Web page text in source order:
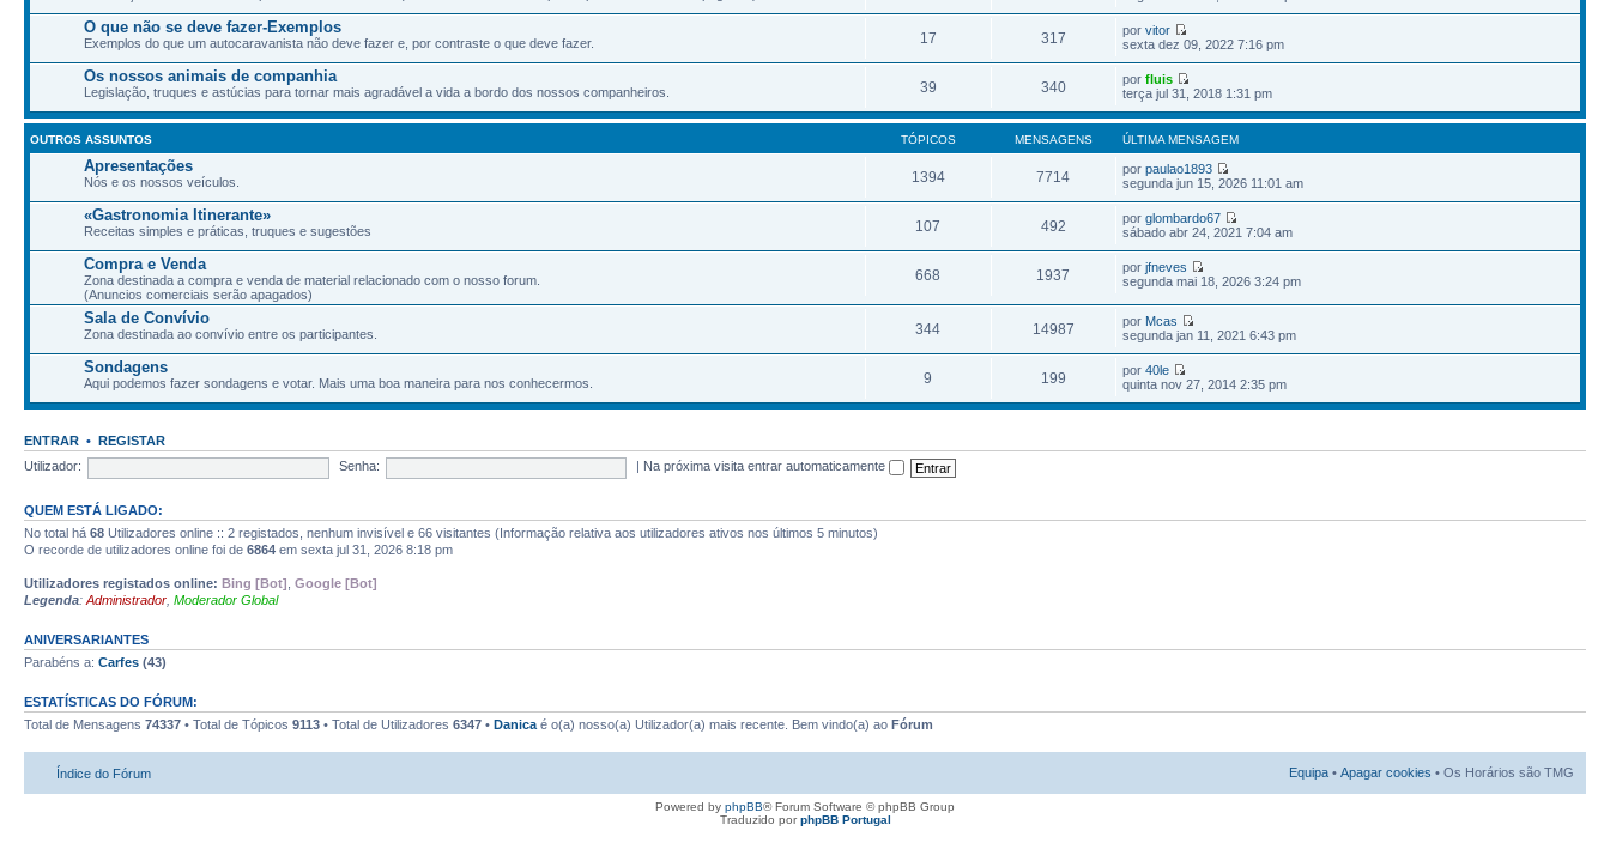
O que não se deve fazer-Exemplos
Exemplos do que um autocaravanista não deve fazer e, por contraste o que deve fazer. 17 317 porvitor
sexta dez 09, 2022 7:16 pm
Os nossos animais de companhia
Legislação, truques e astúcias para tornar mais agradável a vida a bordo dos nossos companheiros. 39 340 porfluis
terça jul 31, 2018 1:31 pm
OUTROS ASSUNTOS TÓPICOS MENSAGENS ÚLTIMA MENSAGEM
Apresentações
Nós e os nossos veículos. 1394 7714 porpaulao1893
segunda jun 15, 2026 11:01 am
«Gastronomia Itinerante»
Receitas simples e práticas, truques e sugestões 107 492 porglombardo67
sábado abr 24, 2021 7:04 am
Compra e Venda
Zona destinada a compra e venda de material relacionado com o nosso forum.
(Anuncios comerciais serão apagados)
668 1937 porjfneves
segunda mai 18, 2026 3:24 pm
Sala de Convívio
Zona destinada ao convívio entre os participantes. 344 14987 por Mcas
segunda jan 11, 2021 6:43 pm
Sondagens
Aqui podemos fazer sondagens e votar. Mais uma boa maneira para nos conhecermos. 9 199 por40le
quinta nov 27, 2014 2:35 pm
ENTRAR • REGISTAR
Utilizador:
Senha: Na próxima visita entrar automaticamente
QUEM ESTÁ LIGADO:
No total há 68 Utilizadores online :: 2 registados, nenhum invisível e 66 visitantes (Informação relativa aos utilizadores ativos nos últimos 5 minutos)
O recorde de utilizadores online foi de 6864 em sexta jul 31, 2026 8:18 pm
Utilizadores registados online: Bing [Bot] Google [Bot]
Legenda: Administrador Moderador Global
ANIVERSARIANTES
Parabéns a: Carfes (43)
ESTATÍSTICAS DO FÓRUM:
Total de Mensagens 74337 • Total de Tópicos 9113 • Total de Utilizadores 6347 • Danica é o(a) nosso(a) Utilizador(a) mais recente. Bem vindo(a) ao Fórum
Índice do Fórum Equipa • Apagar cookies • Os Horários são TMG
Powered by phpBB® Forum Software © phpBB Group
Traduzido porphpBB Portugal